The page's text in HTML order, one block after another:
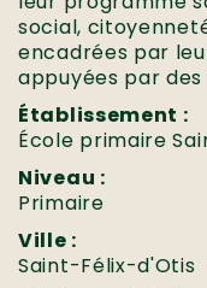
social,
encadrées par
appuyées par
Établissement :
École primaire
Niveau :
Primaire
Ville :
Saint-Félix-d'Otis